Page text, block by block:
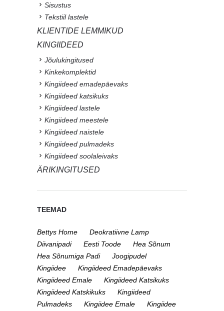
Sisustus
Tekstiil lastele
KLIENTIDE LEMMIKUD
KINGIIDEED
Jõulukingitused
Kinkekomplektid
Kingiideed emadepäevaks
Kingiideed katsikuks
Kingiideed lastele
Kingiideed meestele
Kingiideed naistele
Kingiideed pulmadeks
Kingiideed soolaleivaks
ÄRIKINGITUSED
TEEMAD
Bettys Home
Deokratiivne Lamp
Diivanipadi
Eesti Toode
Hea Sõnum
Hea Sõnumiga Padi
Joogipudel
Kingiidee
Kingiideed Emadepäevaks
Kingiideed Emale
Kingiideed Katsikuks
Kingiideed Katskikuks
Kingiideed
Pulmadeks
Kingiidee Emale
Kingiidee